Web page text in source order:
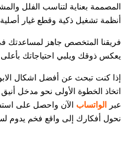
المصممة بعناية لتناسب الفلل
أنظمة تشغيل ذكية وقطع غيار
فريقنا المتخصص جاهز لمساعدتك في
يعكس ذوقك ويلبي احتياجاتك بأعلى
إذا كنت تبحث عن أفضل اشكال
اتخاذ الخطوة الأولى نحو مدخل
عبر
الواتساب الآن واحصل على
نحول أفكارك إلى واقع فخم يدوم